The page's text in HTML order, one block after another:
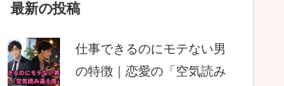
最新の投稿
仕事できるのにモテない男
の特徴｜恋愛の「空気読み